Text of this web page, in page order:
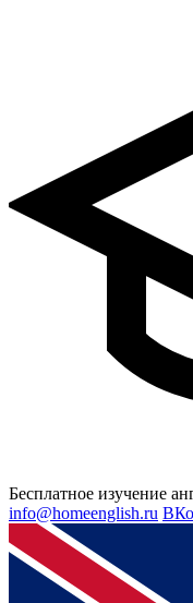
Бесплатное изучение
info@homeenglish.ru